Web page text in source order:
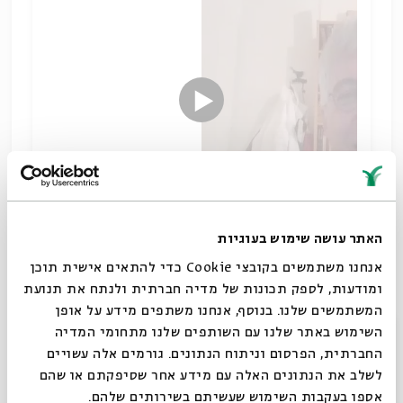
האתר עושה שימוש בעוגיות
אנחנו משתמשים בקובצי Cookie כדי להתאים אישית תוכן
ומודעות, לספק תכונות של מדיה חברתית ולנתח את תנועת
המשתמשים שלנו. בנוסף, אנחנו משתפים מידע על אופן
השימוש באתר שלנו עם השותפים שלנו מתחומי המדיה
החברתית, הפרסום וניתוח הנתונים. גורמים אלה עשויים
לשלב את הנתונים האלה עם מידע אחר שסיפקתם או שהם
אספו בעקבות השימוש שעשיתם בשירותים שלהם.
הנוראים והאם הספרות ההלכתית רואה זאת בעין יפה?
נצרות ונוצרים בתלמוד ובספרות הרבנית
שיתוף
תגיות: תלמוד וספרות חז"ל שמואל הר נצרות
סגור